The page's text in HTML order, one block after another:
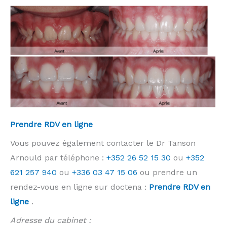
Prendre RDV en ligne
Vous pouvez également contacter le Dr Tanson
Arnould par téléphone : +352 26 52 15 30 ou +352
621 257 940 ou +336 03 47 15 06 ou prendre un
rendez-vous en ligne sur doctena : Prendre RDV en
ligne .
Adresse du cabinet :